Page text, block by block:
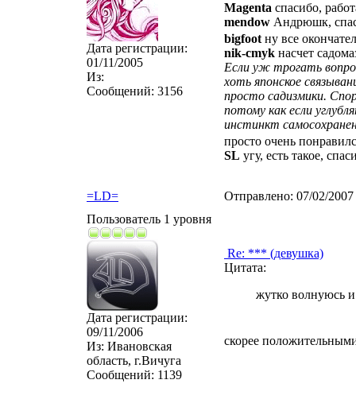
Дата регистрации:
01/11/2005
Из:
Сообщений: 3156
Magenta спасибо,
mendow Андрюшк,
bigfoot ну все
nik-cmyk насчет
Если уж трогать
хоть японское
просто садизмики.
потому как если
инстинкт
просто очень
SL угу, есть такое,
=LD= Отправлено: 07/02/
Пользователь 1 уровня
Дата регистрации:
09/11/2006
Из: Ивановская
область, г.Вичуга
Сообщений: 1139
Re: *** (девушка)
Цитата:
жутко волнуюсь
скорее